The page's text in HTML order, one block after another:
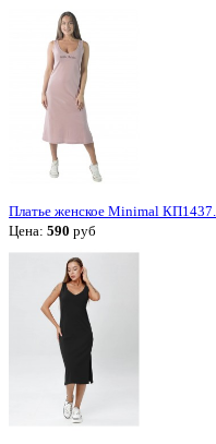
Платье женское Minimal КП1437...
Цена: 590 руб